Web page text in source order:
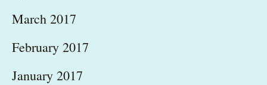
March 2017
February 2017
January 2017